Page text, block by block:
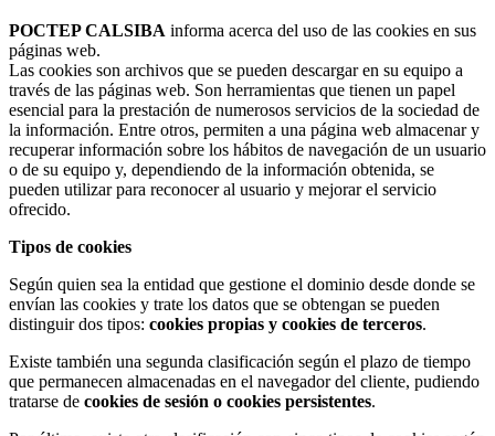
POCTEP CALSIBA informa acerca del uso de las cookies en sus
páginas web.
Las cookies son archivos que se pueden descargar en su equipo a
través de las páginas web. Son herramientas que tienen un papel
esencial para la prestación de numerosos servicios de la sociedad de
la información. Entre otros, permiten a una página web almacenar y
recuperar información sobre los hábitos de navegación de un usuario
o de su equipo y, dependiendo de la información obtenida, se
pueden utilizar para reconocer al usuario y mejorar el servicio
ofrecido.
Tipos de cookies
Según quien sea la entidad que gestione el dominio desde donde se
envían las cookies y trate los datos que se obtengan se pueden
distinguir dos tipos: cookies propias y cookies de terceros.
Existe también una segunda clasificación según el plazo de tiempo
que permanecen almacenadas en el navegador del cliente, pudiendo
tratarse de cookies de sesión o cookies persistentes.